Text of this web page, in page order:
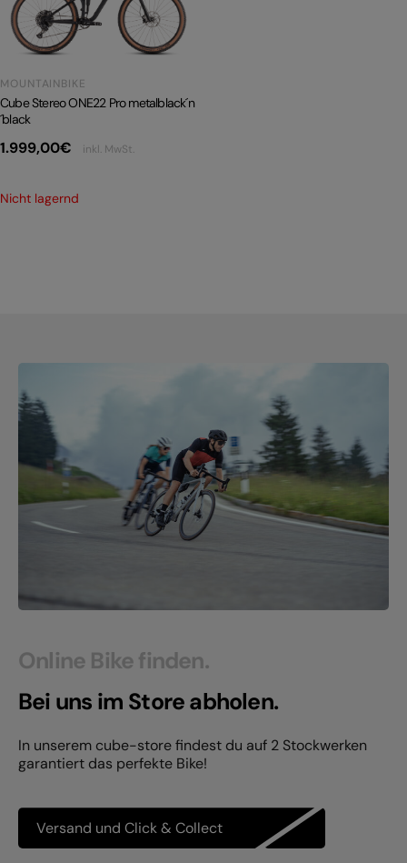
E-BIKE TOUR
PRODUKTRÜCKRUFE
MOUNTAINBIKE
Cube Stereo ONE22 Pro metalblack´n
´black
1.999,00€ inkl. MwSt.
Nicht lagernd
Online Bike finden.
Bei uns im Store abholen.
In unserem cube-store findest du auf 2 Stockwerken
garantiert das perfekte Bike!
Versand und Click & Collect